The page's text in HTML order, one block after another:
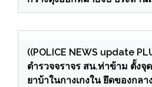
((POLICE NEWS update
ตำรวจจราจร สน.ท่าข้าม ตั้ง
ยาบ้าในกางเกงใน ยึดของกลาง